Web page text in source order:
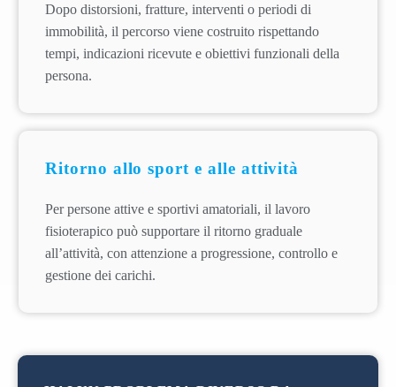
Dopo distorsioni, fratture, interventi o periodi di
immobilità, il percorso viene costruito rispettando
tempi, indicazioni ricevute e obiettivi funzionali della
persona.
Ritorno allo sport e alle attività
Per persone attive e sportivi amatoriali, il lavoro
fisioterapico può supportare il ritorno graduale
all’attività, con attenzione a progressione, controllo e
gestione dei carichi.